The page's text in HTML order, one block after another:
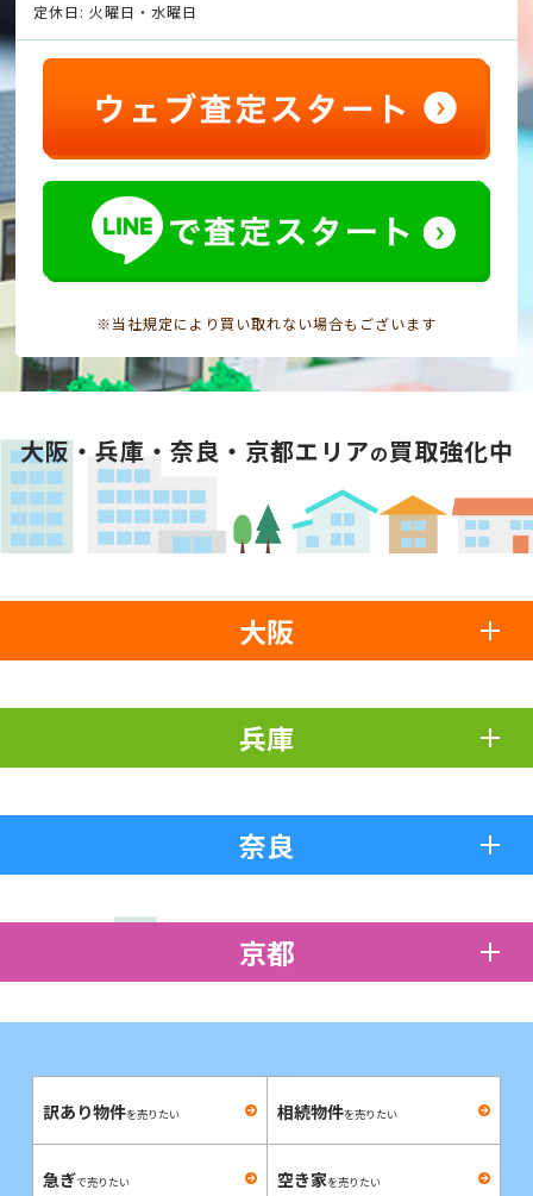
定休日: 火曜日・水曜日
※当社規定により買い取れない場合もございます
大阪・兵庫・奈良・京都エリアの買取強化中
大阪
兵庫
奈良
京都
訳あり物件を売りたい 相続物件を売りたい
急ぎで売りたい 空き家を売りたい